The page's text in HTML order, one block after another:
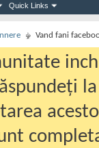
Quick Links
Vand fani